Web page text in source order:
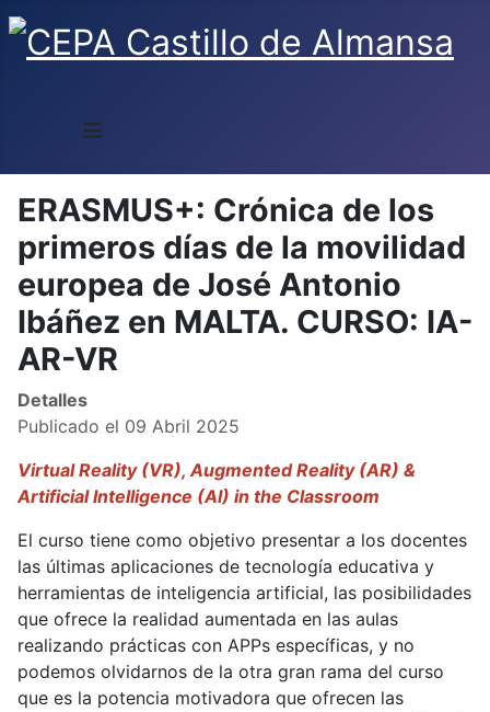
≡
ERASMUS+: Crónica de los
primeros días de la movilidad
europea de José Antonio
Ibáñez en MALTA. CURSO: IA-
AR-VR
Detalles
Publicado el 09 Abril 2025
Virtual Reality (VR), Augmented Reality (AR) &
Artificial Intelligence (AI) in the Classroom
El curso tiene como objetivo presentar a los docentes
las últimas aplicaciones de tecnología educativa y
herramientas de inteligencia artificial, las posibilidades
que ofrece la realidad aumentada en las aulas
realizando prácticas con APPs específicas, y no
podemos olvidarnos de la otra gran rama del curso
que es la potencia motivadora que ofrecen las